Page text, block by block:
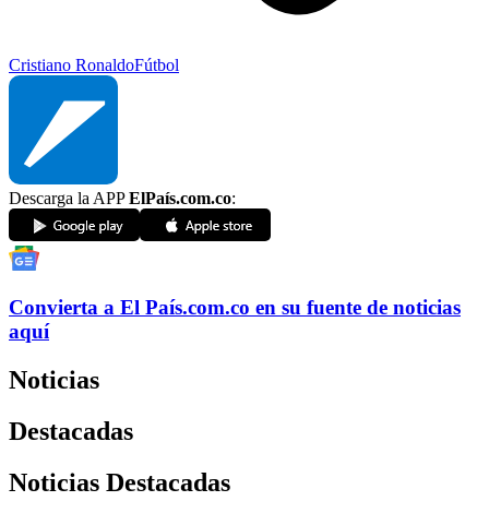
Cristiano RonaldoFútbol
Descarga la APPElPaís.com.co:
Convierta a El País.com.co en su fuente de noticias
aquí
Noticias
Destacadas
Noticias Destacadas